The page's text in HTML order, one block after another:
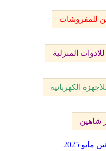
للمفروشات
المنزلية
الكهربائية
شاهين
2025